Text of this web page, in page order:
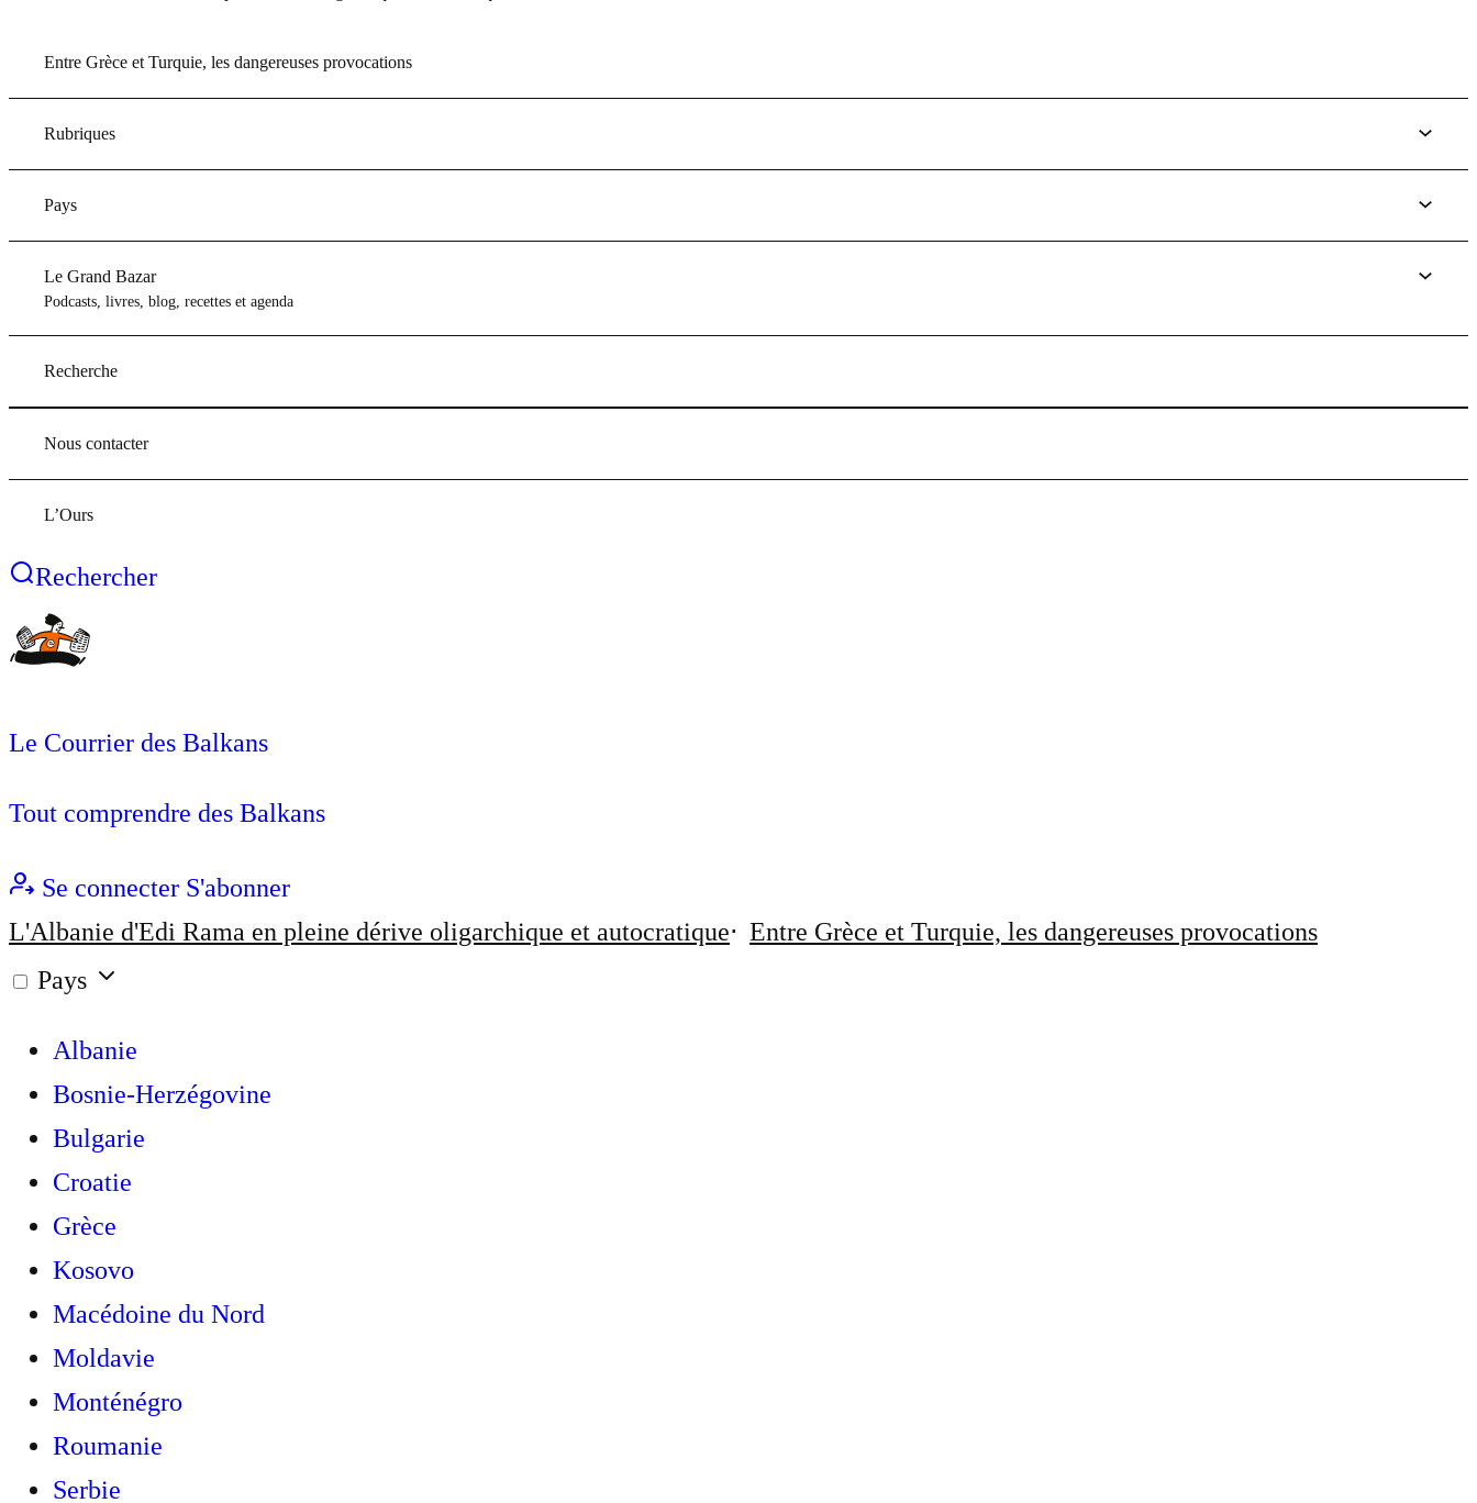
Entre Grèce et Turquie, les dangereuses provocations
Rubriques
Pays
Le Grand Bazar
Podcasts, livres, blog, recettes et agenda
Recherche
Nous contacter
L’Ours
Rechercher
Le Courrier des Balkans
Tout comprendre des Balkans
Se connecter S'abonner
L'Albanie d'Edi Rama en pleine dérive oligarchique et autocratique
Entre Grèce et Turquie, les dangereuses provocations
Pays
Albanie
Bosnie-Herzégovine
Bulgarie
Croatie
Grèce
Kosovo
Macédoine du Nord
Moldavie
Monténégro
Roumanie
Serbie